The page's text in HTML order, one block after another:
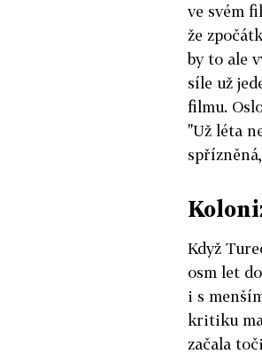
ve svém
že
by to ale
síle už
filmu.
"Už léta
Když
osm let
i s
kritiku
začala